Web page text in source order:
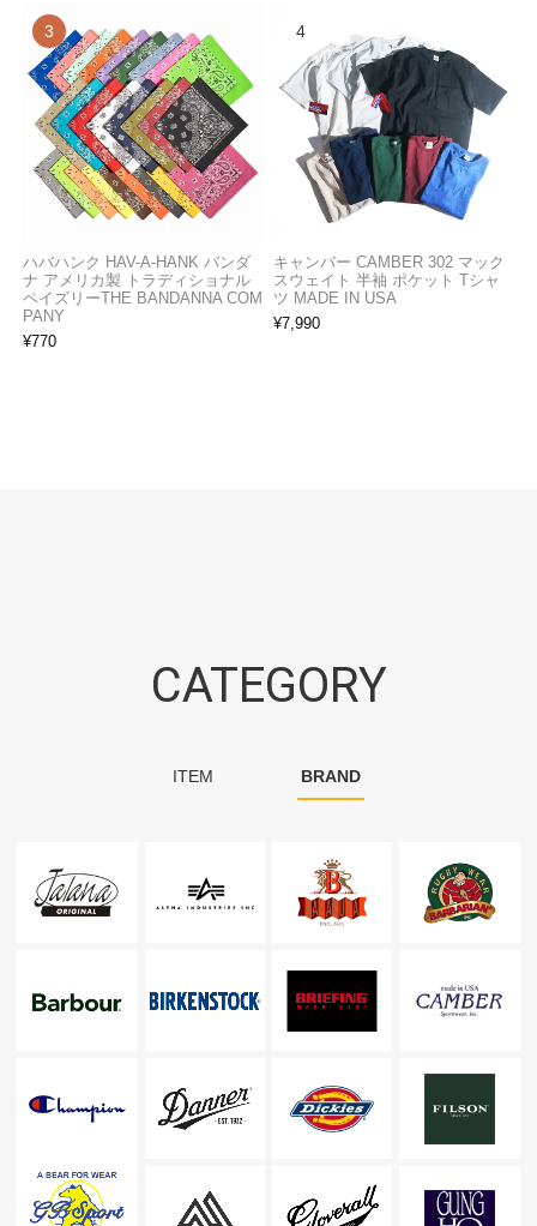
ハバハンク HAV-A-HANK バンダ
ナ アメリカ製 トラディショナル
ペイズリーTHE BANDANNA COM
PANY
¥770
キャンバー CAMBER 302 マック
スウェイト 半袖 ポケット Tシャ
ツ MADE IN USA
¥7,990
CATEGORY
ITEM BRAND